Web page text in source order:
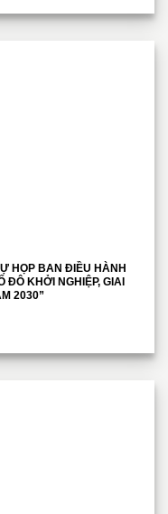
HỌP BAN ĐIỀU HÀNH
ĐÔ KHỞI NGHIỆP, GIAI
2030”